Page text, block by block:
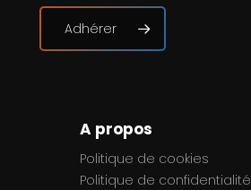
Adhérer
A propos
Politique de cookies
Politique de confidentialité